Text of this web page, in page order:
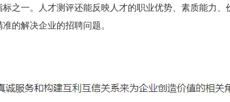
之一。人才测评还能反映人才的职业优势、素质能力
的解决企业的招聘问题。